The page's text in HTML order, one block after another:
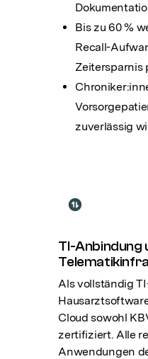
Bis zu 60 %
Recall-
Zeitersparnis
zuverlässig
TI-Anbindung
Als vollständig
Cloud sowohl
zertifiziert. Alle
Anwendungen